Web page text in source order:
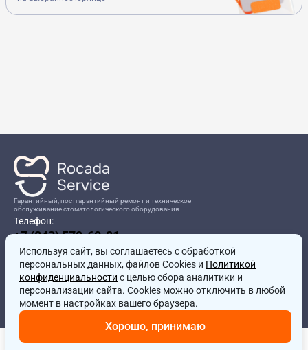
Гарантийный, постгарантийный ремонт и техническое
обслуживание стоматологического оборудования
Телефон:
+7 (843) 570-60-81
Режим работы:8:00-17:00
Адрес:
г.Казань, ул.Проспект Победы, д.204в
Почта:
service@rocadamed.ru
Другие проекты
Используя сайт, вы соглашаетесь с обработкой
персональных данных, файлов Cookies и Политикой
конфиденциальности с целью сбора аналитики и
персонализации сайта. Cookies можно отключить в любой
момент в настройках вашего браузера.
Хорошо, принимаю